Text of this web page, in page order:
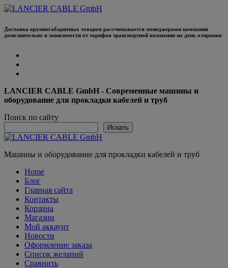
Перейти
содержанию
Доставка крупногабаритных товаров рассчитывается менеджерами компании
дополнительно в зависимости от тарифов транспортной компании на день отправки
LANCIER CABLE GmbH - Современные машины и
оборудование для прокладки кабелей и труб
Поиск по сайту
Искать
Машины и оборудование для прокладки кабелей и труб
Home
Блог
Главная сайта
Контакты
Корзина
Магазин
Мой аккаунт
Новости
Оформление заказа
Список желаний
Сравнить